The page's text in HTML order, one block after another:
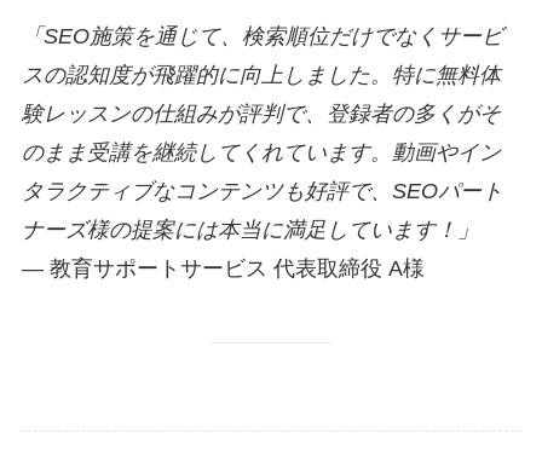
「SEO施策を通じて、検索順位だけでなくサービ
スの認知度が飛躍的に向上しました。特に無料体
験レッスンの仕組みが評判で、登録者の多くがそ
のまま受講を継続してくれています。動画やイン
タラクティブなコンテンツも好評で、SEOパート
ナーズ様の提案には本当に満足しています！」
— 教育サポートサービス 代表取締役 A様